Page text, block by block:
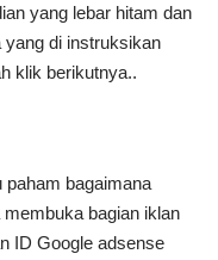
yang lebar hitam dan
yang di instruksikan
klik berikutnya..
paham bagaimana
bagian iklan
ID Google adsense